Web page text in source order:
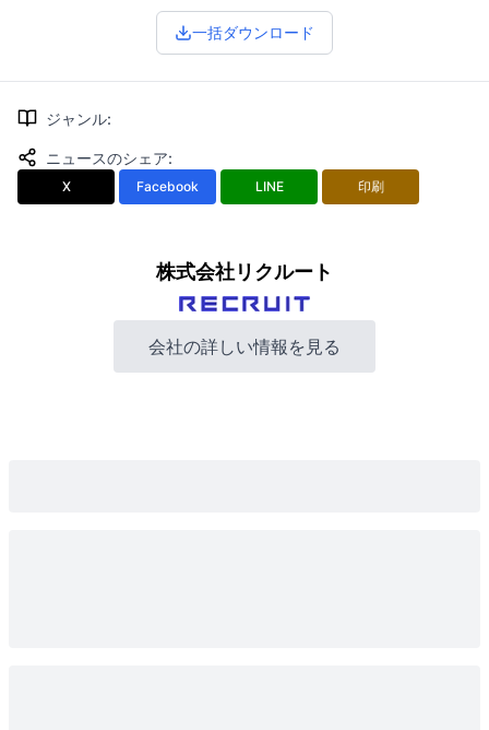
一括ダウンロード
ジャンル:
ニュースのシェア:
X Facebook LINE 印刷
株式会社リクルート
会社の詳しい情報を見る